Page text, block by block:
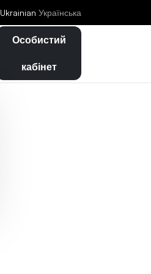
Ukrainian Українська
Особистий
кабінет